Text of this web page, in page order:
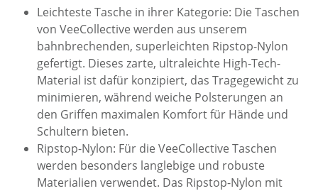
Leichteste Tasche in ihrer Kategorie: Die Taschen
von VeeCollective werden aus unserem
bahnbrechenden, superleichten Ripstop-Nylon
gefertigt. Dieses zarte, ultraleichte High-Tech-
Material ist dafür konzipiert, das Tragegewicht zu
minimieren, während weiche Polsterungen an
den Griffen maximalen Komfort für Hände und
Schultern bieten.
Ripstop-Nylon: Für die VeeCollective Taschen
werden besonders langlebige und robuste
Materialien verwendet. Das Ripstop-Nylon mit